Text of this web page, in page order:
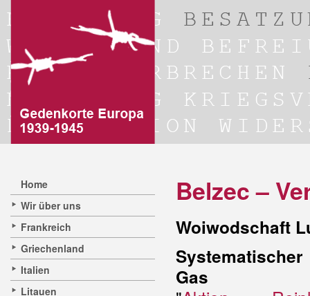
Home
Wir über uns
Frankreich
Griechenland
Italien
Litauen
Belzec –
Woiwodschaft
Gas